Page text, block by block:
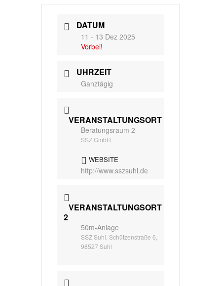
DATUM
11 - 13 Dez 2025
Vorbei!
UHRZEIT
Ganztägig
VERANSTALTUNGSORT
Beratungsraum 2
SSZ GmbH
WEBSITE
http://www.sszsuhl.de
VERANSTALTUNGSORT
2
50m-Anlage
SSZ Suhl, Schützenstraße 6,
98527 Suhl